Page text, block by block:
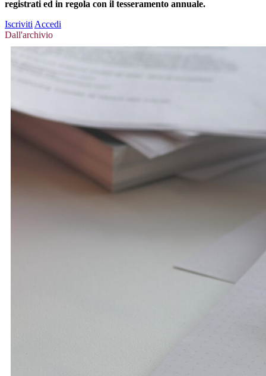
registrati ed in regola con il tesseramento annuale.
Iscriviti Accedi
Dall'archivio